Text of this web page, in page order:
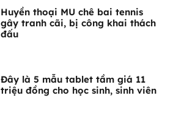
Huyền thoại MU chê bai tennis
gây tranh cãi, bị công khai thách
đấu
Đây là 5 mẫu tablet tầm giá 11
triệu đồng cho học sinh, sinh viên